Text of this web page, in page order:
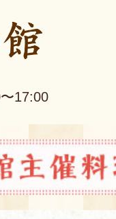
17:00
中文